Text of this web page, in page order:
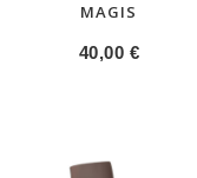
MAGIS
40,00 €